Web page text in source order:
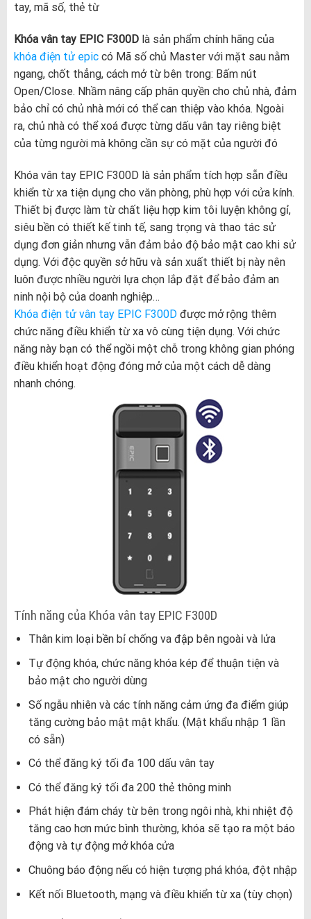
tay, mã số, thẻ từ
Khóa vân tay EPIC F300Dlà sản phẩm chính hãng của
khóa điện tử epiccó Mã số chủ Master với mặt sau nằm
ngang, chốt thẳng, cách mở từ bên trong: Bấm nút
Open/Close. Nhầm nâng cấp phân quyền cho chủ nhà, đảm
bảo chỉ có chủ nhà mới có thể can thiệp vào khóa. Ngoài
ra, chủ nhà có thể xoá được từng dấu vân tay riêng biệt
của từng người mà không cần sự có mặt của người đó
Khóa vân tay EPIC F300D là sản phẩm tích hợp sẵn điều
khiển từ xa tiện dụng cho văn phòng, phù hợp với cửa kính.
Thiết bị được làm từ chất liệu hợp kim tôi luyện không gỉ,
siêu bền có thiết kế tinh tế, sang trọng và thao tác sử
dụng đơn giản nhưng vẫn đảm bảo độ bảo mật cao khi sử
dụng. Với độc quyền sở hữu và sản xuất thiết bị này nên
luôn được nhiều người lựa chọn lắp đặt để bảo đảm an
ninh nội bộ của doanh nghiệp…
Khóa điện tử vân tay EPIC F300Dđược mở rộng thêm
chức năng điều khiển từ xa vô cùng tiện dụng. Với chức
năng này bạn có thể ngồi một chỗ trong không gian phóng
điều khiển hoạt động đóng mở của một cách dễ dàng
nhanh chóng.
Tính năng của Khóa vân tay EPIC F300D
Thân kim loại bền bỉ chống va đập bên ngoài và lửa
Tự động khóa, chức năng khóa kép để thuận tiện và
bảo mật cho người dùng
Số ngẫu nhiên và các tính năng cảm ứng đa điểm giúp
tăng cường bảo mật mật khẩu. (Mật khẩu nhập 1 lần
có sẵn)
Có thể đăng ký tối đa 100 dấu vân tay
Có thể đăng ký tối đa 200 thẻ thông minh
Phát hiện đám cháy từ bên trong ngôi nhà, khi nhiệt độ
tăng cao hơn mức bình thường, khóa sẽ tạo ra một báo
động và tự động mở khóa cửa
Chuông báo động nếu có hiện tượng phá khóa, đột nhập
Kết nối Bluetooth, mạng và điều khiển từ xa (tùy chọn)